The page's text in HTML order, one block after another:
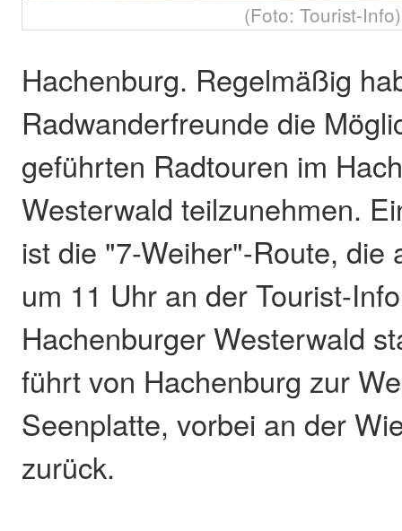
(Foto: Tourist-Info)
Hachenburg. Regelmäßig
Radwanderfreunde die
geführten Radtouren im
Westerwald teilzunehmen.
ist die "7-Weiher"-Route, die
um 11 Uhr an der Tourist-
Hachenburger Westerwald
führt von Hachenburg zur
Seenplatte, vorbei an der
zurück.